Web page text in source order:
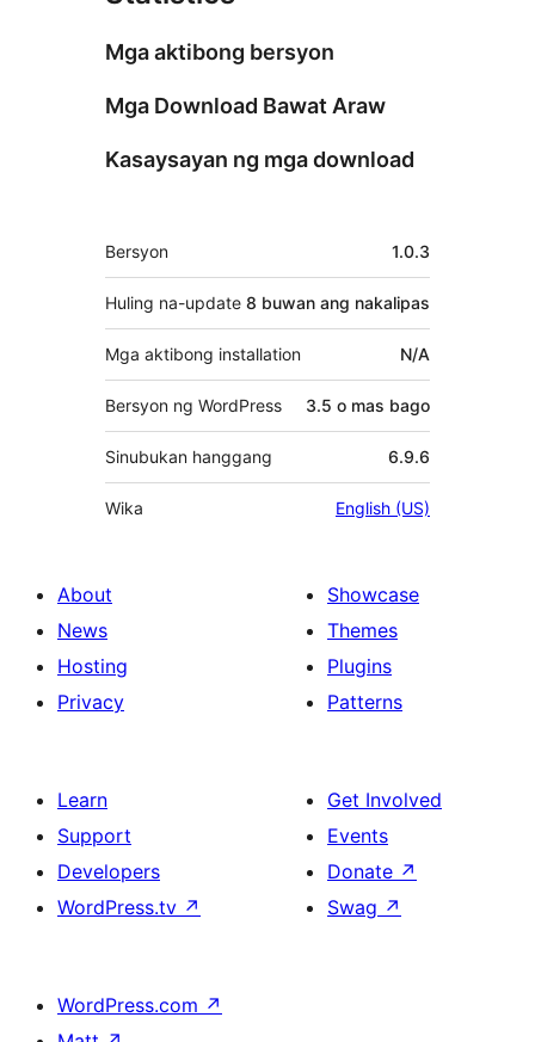
Mga aktibong bersyon
Mga Download Bawat Araw
Kasaysayan ng mga download
Meta
Bersyon 1.0.3
Huling na-update 8 buwan ang nakalipas
Mga aktibong installation N/A
Bersyon ng WordPress 3.5 o mas bago
Sinubukan hanggang 6.9.6
Wika English (US)
About
News
Hosting
Privacy
Showcase
Themes
Plugins
Patterns
Learn
Support
Developers
WordPress.tv ↗
Get Involved
Events
Donate ↗
Swag ↗
WordPress.com ↗